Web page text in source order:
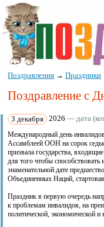
Поздравления →Праздники
Поздравление с
3 декабря 2026 — дата
Международный день
Ассамблеей ООН на сорок
призвала государства,
для того чтобы
знаменательной дате
Объединенных Наций,
Праздник в первую очередь
к проблемам инвалидов, на
политической, экономической